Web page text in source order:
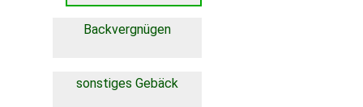
Backvergnügen
sonstiges Gebäck